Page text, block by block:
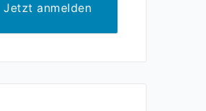
Jetzt anmelden